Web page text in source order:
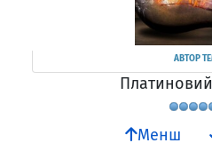
АВТОР
Менш